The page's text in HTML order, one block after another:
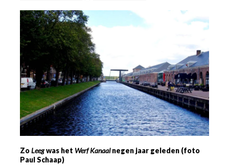
ZoLeegwas het Werf Kanaalnegen jaar geleden (foto
Paul Schaap)